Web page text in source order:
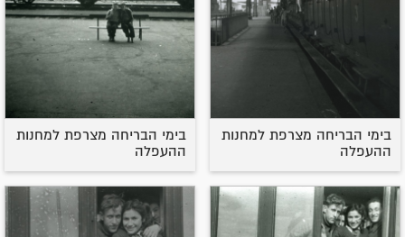
בימי הבריחה מצרפת למחנות
ההעפלה
בימי הבריחה מצרפת למחנות
ההעפלה